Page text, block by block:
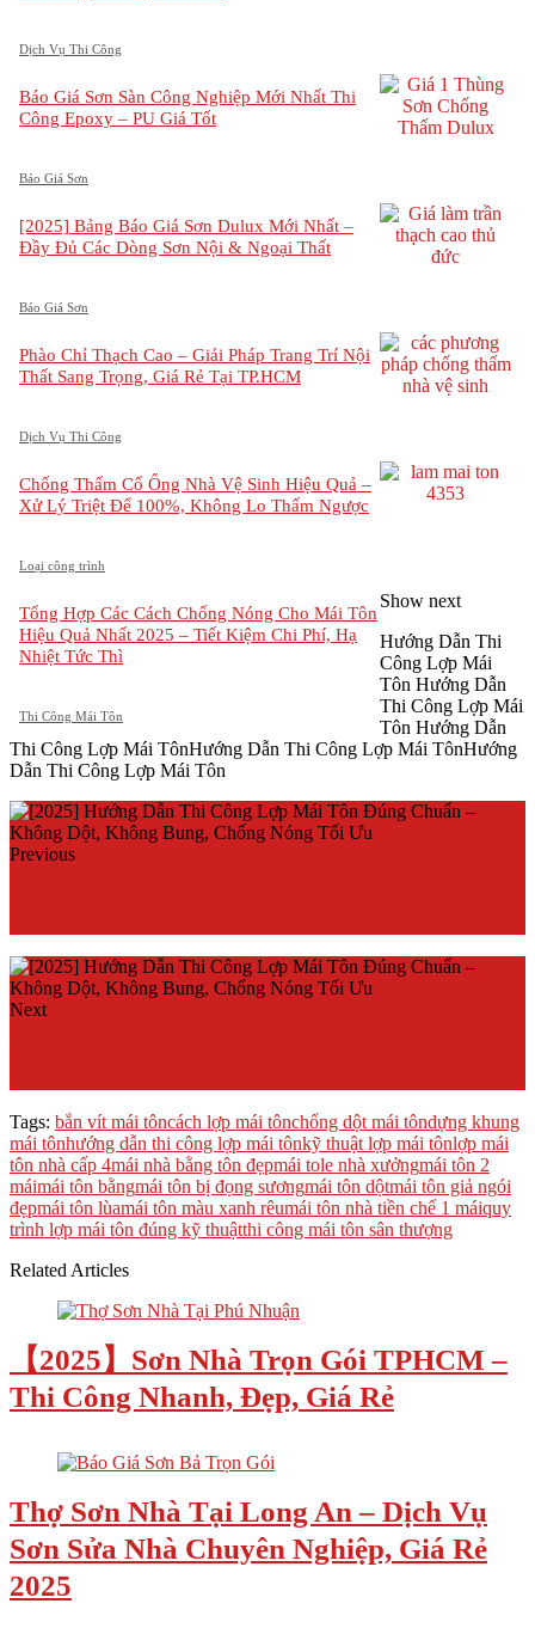
Dịch Vụ Thi Công
Báo Giá Sơn Sàn Công Nghiệp Mới Nhất Thi
Công Epoxy – PU Giá Tốt
Báo Giá Sơn
[2025] Bảng Báo Giá Sơn Dulux Mới Nhất –
Đầy Đủ Các Dòng Sơn Nội & Ngoại Thất
Báo Giá Sơn
Phào Chỉ Thạch Cao – Giải Pháp Trang Trí Nội
Thất Sang Trọng, Giá Rẻ Tại TP.HCM
Dịch Vụ Thi Công
Chống Thấm Cổ Ống Nhà Vệ Sinh Hiệu Quả –
Xử Lý Triệt Để 100%, Không Lo Thấm Ngược
Loại công trình
Tổng Hợp Các Cách Chống Nóng Cho Mái Tôn
Hiệu Quả Nhất 2025 – Tiết Kiệm Chi Phí, Hạ
Nhiệt Tức Thì
Thi Công Mái Tôn
Show next
Hướng Dẫn Thi
Công Lợp Mái
Tôn Hướng Dẫn
Thi Công Lợp Mái
Tôn Hướng Dẫn
Thi Công Lợp Mái TônHướng Dẫn Thi Công Lợp Mái TônHướng
Dẫn Thi Công Lợp Mái Tôn
Previous
Next
Tags: bắn vít mái tôncách lợp mái tônchống dột mái tôndựng khung
mái tônhướng dẫn thi công lợp mái tônkỹ thuật lợp mái tônlợp mái
tôn nhà cấp 4mái nhà bằng tôn đẹpmái tole nhà xưởngmái tôn 2
máimái tôn bằngmái tôn bị đọng sươngmái tôn dộtmái tôn giả ngói
đẹpmái tôn lùamái tôn màu xanh rêumái tôn nhà tiền chế 1 máiquy
trình lợp mái tôn đúng kỹ thuậtthi công mái tôn sân thượng
Related Articles
【2025】Sơn Nhà Trọn Gói TPHCM –
Thi Công Nhanh, Đẹp, Giá Rẻ
Thợ Sơn Nhà Tại Long An – Dịch Vụ
Sơn Sửa Nhà Chuyên Nghiệp, Giá Rẻ
2025